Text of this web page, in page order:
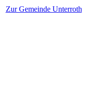
Zur Gemeinde Unterroth